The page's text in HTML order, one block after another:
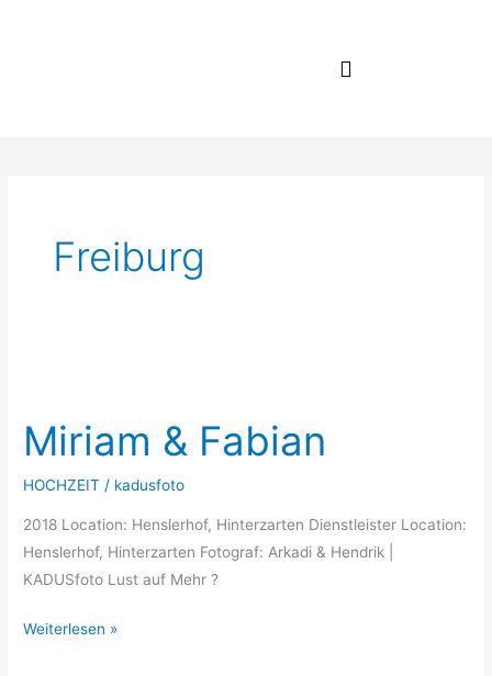
Freiburg
Miriam & Fabian
HOCHZEIT / kadusfoto
2018 Location: Henslerhof, Hinterzarten Dienstleister Location:
Henslerhof, Hinterzarten Fotograf: Arkadi & Hendrik |
KADUSfoto Lust auf Mehr ?
Fabian
Weiterlesen »